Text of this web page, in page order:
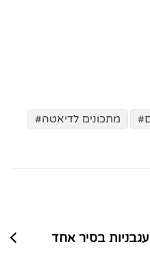
מתכונים לדיאטה
בסיר אחד